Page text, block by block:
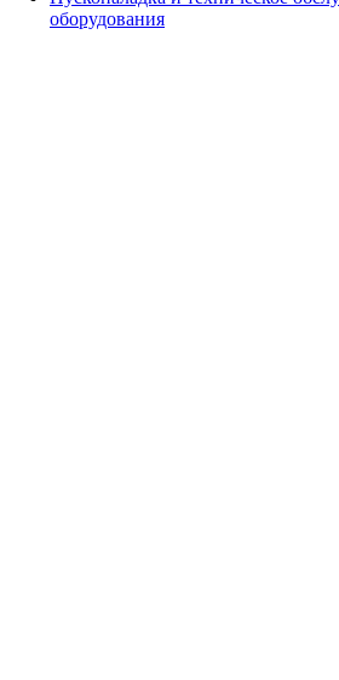
оборудования